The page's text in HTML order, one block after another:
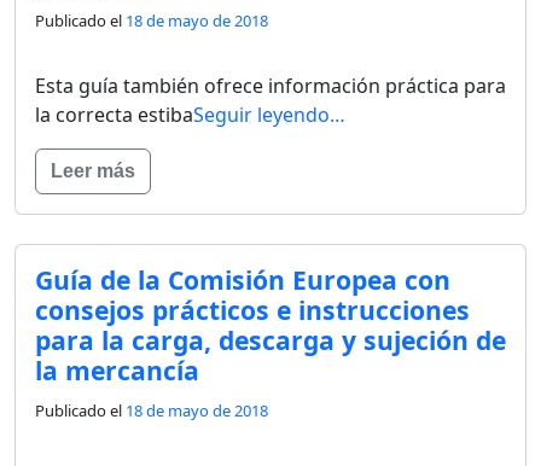
Publicado el 18 de mayo de 2018
Esta guía también ofrece información práctica para
la correcta estibaSeguir leyendo…
Leer más
Guía de la Comisión Europea con
consejos prácticos e instrucciones
para la carga, descarga y sujeción de
la mercancía
Publicado el 18 de mayo de 2018